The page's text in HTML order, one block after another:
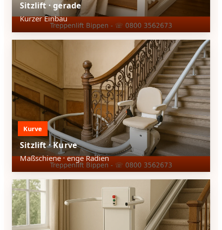
Sitzlift · gerade
Kurzer Einbau
Kurve
Sitzlift · Kurve
Maßschiene · enge Radien